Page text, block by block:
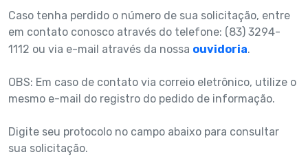
Caso tenha perdido o número de sua solicitação, entre
em contato conosco através do telefone: (83) 3294-
1112 ou via e-mail através da nossa ouvidoria.
OBS: Em caso de contato via correio eletrônico, utilize o
mesmo e-mail do registro do pedido de informação.
Digite seu protocolo no campo abaixo para consultar
sua solicitação.